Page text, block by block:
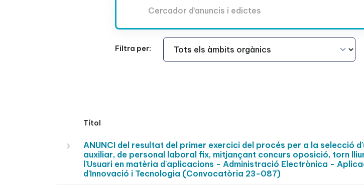
Filtra per:
Àmbit Funcional
Títol
ANUNCI del resultat del primer exercici del procés per a la selecció
auxiliar, de personal laboral fix, mitjançant concurs oposició, torn
l'Usuari en matèria d'aplicacions - Administració Electrònica -
d'Innovació i Tecnologia (Convocatòria 23-087)